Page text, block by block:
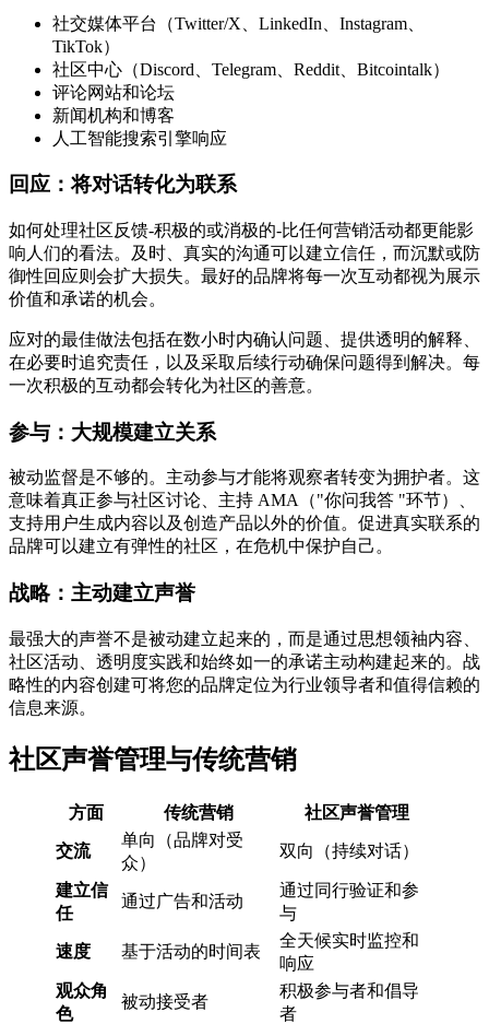
社交媒体平台（Twitter/X、LinkedIn、Instagram、
TikTok）
社区中心（Discord、Telegram、Reddit、Bitcointalk）
评论网站和论坛
新闻机构和博客
人工智能搜索引擎响应
回应：将对话转化为联系
如何处理社区反馈-积极的或消极的-比任何营销活动都更能影
响人们的看法。及时、真实的沟通可以建立信任，而沉默或防
御性回应则会扩大损失。最好的品牌将每一次互动都视为展示
价值和承诺的机会。
应对的最佳做法包括在数小时内确认问题、提供透明的解释、
在必要时追究责任，以及采取后续行动确保问题得到解决。每
一次积极的互动都会转化为社区的善意。
参与：大规模建立关系
被动监督是不够的。主动参与才能将观察者转变为拥护者。这
意味着真正参与社区讨论、主持 AMA（"你问我答 "环节）、
支持用户生成内容以及创造产品以外的价值。促进真实联系的
品牌可以建立有弹性的社区，在危机中保护自己。
战略：主动建立声誉
最强大的声誉不是被动建立起来的，而是通过思想领袖内容、
社区活动、透明度实践和始终如一的承诺主动构建起来的。战
略性的内容创建可将您的品牌定位为行业领导者和值得信赖的
信息来源。
社区声誉管理与传统营销
方面 传统营销 社区声誉管理
交流
单向（品牌对受
众）
双向（持续对话）
建立信
任
通过广告和活动
通过同行验证和参
与
速度 基于活动的时间表
全天候实时监控和
响应
观众角
色
被动接受者
积极参与者和倡导
者